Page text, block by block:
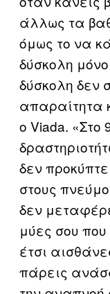
άλλως τα
όμως το να
δύσκολη
δύσκολη δεν
απαραίτητα
ο Viada. «Στο
δεν
στους
δεν
μύες σου
έτσι
πάρεις